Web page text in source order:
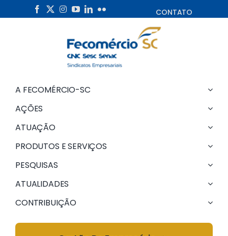
to
CONTATO
A FECOMÉRCIO-SC
AÇÕES
ATUAÇÃO
PRODUTOS E SERVIÇOS
PESQUISAS
ATUALIDADES
CONTRIBUIÇÃO